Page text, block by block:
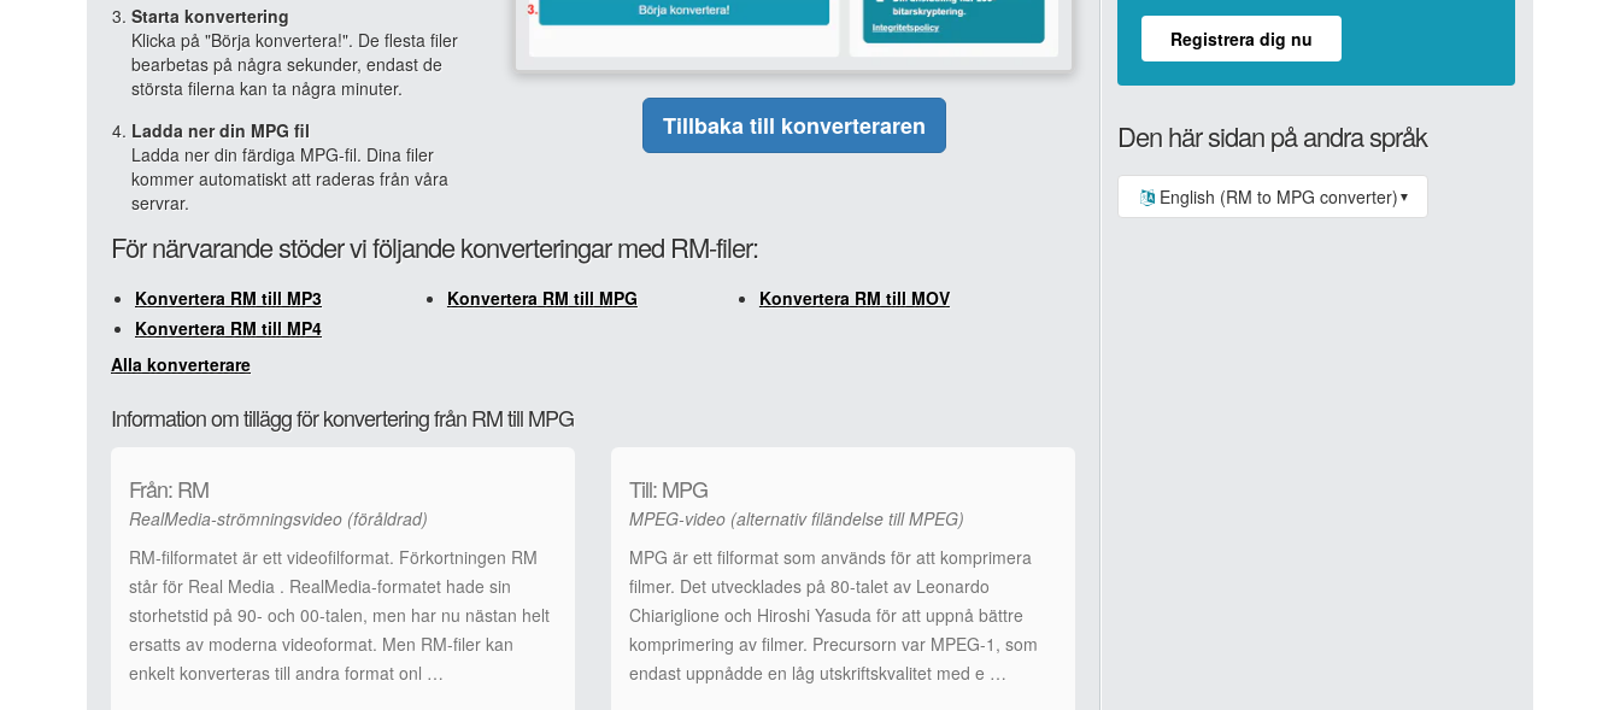
Starta konvertering
Klicka på "Börja konvertera!". De flesta filer
bearbetas på några sekunder, endast de
största filerna kan ta några minuter.
Ladda ner din MPG fil
Ladda ner din färdiga MPG-fil. Dina filer
kommer automatiskt att raderas från våra
servrar.
Tillbaka till konverteraren
För närvarande stöder vi följande konverteringar med RM-filer:
Konvertera RM till MP3 Konvertera RM till MPG
Konvertera RM till MOV
Konvertera RM till MP4
Alla konverterare
Information om tillägg för konvertering från RM till MPG
Från: RM
RealMedia-strömningsvideo (föråldrad)
RM-filformatet är ett videofilformat. Förkortningen RM
står för Real Media . RealMedia-formatet hade sin
storhetstid på 90- och 00-talen, men har nu nästan helt
ersatts av moderna videoformat. Men RM-filer kan
enkelt konverteras till andra format onl …
Till: MPG
MPEG-video (alternativ filändelse till MPEG)
MPG är ett filformat som används för att komprimera
filmer. Det utvecklades på 80-talet av Leonardo
Chiariglione och Hiroshi Yasuda för att uppnå bättre
komprimering av filmer. Precursorn var MPEG-1, som
endast uppnådde en låg utskriftskvalitet med e …
Registrera dig nu
Den här sidan på andra språk
English (RM to MPG converter) ▼